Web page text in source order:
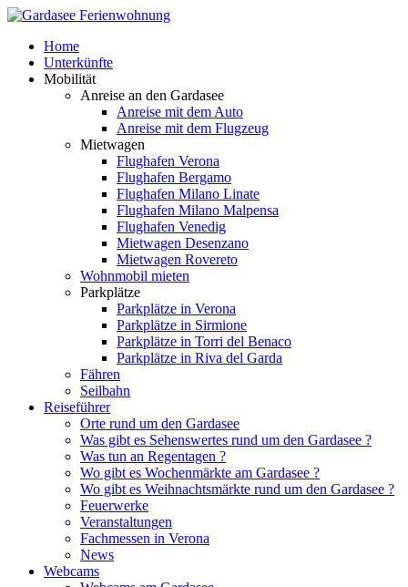
Home
Unterkünfte
Mobilität
Anreise an den Gardasee
Anreise mit dem Auto
Anreise mit dem Flugzeug
Mietwagen
Flughafen Verona
Flughafen Bergamo
Flughafen Milano Linate
Flughafen Milano Malpensa
Flughafen Venedig
Mietwagen Desenzano
Mietwagen Rovereto
Wohnmobil mieten
Parkplätze
Parkplätze in Verona
Parkplätze in Sirmione
Parkplätze in Torri del Benaco
Parkplätze in Riva del Garda
Fähren
Seilbahn
Reiseführer
Orte rund um den Gardasee
Was gibt es Sehenswertes rund um den Gardasee ?
Was tun an Regentagen ?
Wo gibt es Wochenmärkte am Gardasee ?
Wo gibt es Weihnachtsmärkte rund um den Gardasee ?
Feuerwerke
Veranstaltungen
Fachmessen in Verona
News
Webcams